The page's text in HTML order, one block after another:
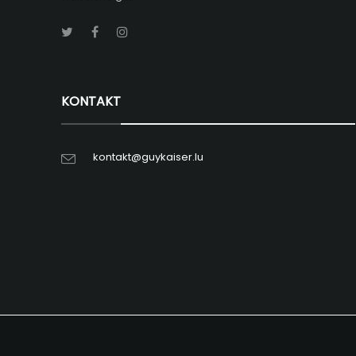
KONTAKT
kontakt@guykaiser.lu